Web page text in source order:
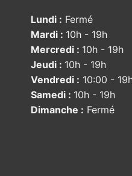
Lundi : Fermé
Mardi : 10h - 19h
Mercredi : 10h - 19h
Jeudi : 10h - 19h
Vendredi : 10:00 -
Samedi : 10h - 19h
Dimanche : Fermé